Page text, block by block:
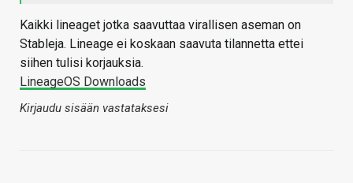
Kaikki lineaget jotka saavuttaa virallisen aseman on
Stableja. Lineage ei koskaan saavuta tilannetta ettei
siihen tulisi korjauksia.
LineageOS Downloads
Kirjaudu sisään vastataksesi